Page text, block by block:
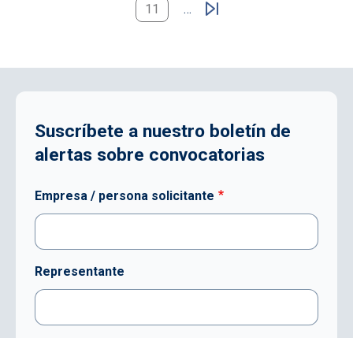
11 …
Suscríbete a nuestro boletín de
alertas sobre convocatorias
Empresa / persona solicitante
Representante